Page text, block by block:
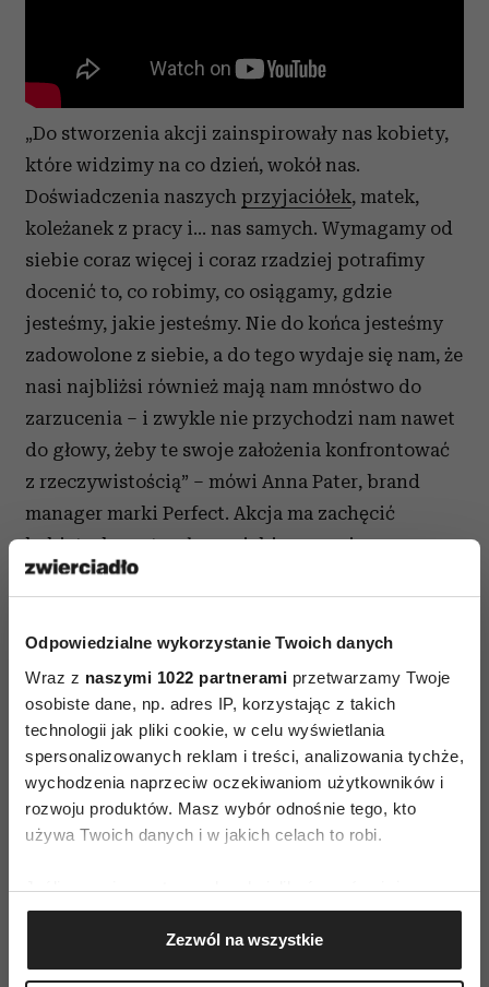
Odpowiedzialne wykorzystanie Twoich danych
Wraz z naszymi 1022 partnerami przetwarzamy Twoje
osobiste dane, np. adres IP, korzystając z takich
technologii jak pliki cookie, w celu wyświetlania
spersonalizowanych reklam i treści, analizowania tychże,
wychodzenia naprzeciw oczekiwaniom użytkowników i
rozwoju produktów. Masz wybór odnośnie tego, kto
używa Twoich danych i w jakich celach to robi.
Jeśli wyrazisz na to zgodę, chcielibyśmy również:
Gromadzić dane dotyczące Twojej lokalizacji
geograficznej z dokładnością nawet do kilku metrów
Identyfikować Twoje urządzenie, aktywnie
Zezwól na wszystkie
„Do stworzenia akcji zainspirowały nas kobiety,
które widzimy na co dzień, wokół nas.
Doświadczenia naszych przyjaciółek, matek,
koleżanek z pracy i… nas samych. Wymagamy od
siebie coraz więcej i coraz rzadziej potrafimy
docenić to, co robimy, co osiągamy, gdzie
jesteśmy, jakie jesteśmy. Nie do końca jesteśmy
zadowolone z siebie, a do tego wydaje się nam, że
nasi najbliżsi również mają nam mnóstwo do
zarzucenia – i zwykle nie przychodzi nam nawet
do głowy, żeby te swoje założenia konfrontować
z rzeczywistością” – mówi Anna Pater, brand
manager marki Perfect. Akcja ma zachęcić
kobiety, by patrzyły na siebie oczami naszego
otoczenia i zaakceptowały to, że nie zawsze
doceniane.* badanie przeprowadzone przez ARC
Rynek i Opinia 2015 na grupie 710 kobiet,